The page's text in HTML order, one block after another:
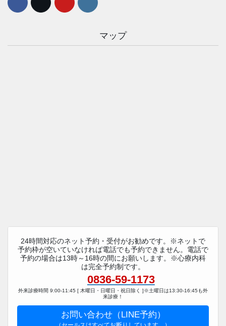
マップ
24時間対応のネット予約・受付がお勧めです。※ネットで
予約枠が空いていなければ電話でも予約できません。電話で
予約の場合は13時～16時の間にお願いします。※心療内科
は完全予約制です。
0836-59-1173
外来診療時間 9:00-11:45 [ 木曜日・日曜日・祝日除く ]※土曜日は13:30-16:45も外
来診療！
お問い合わせ（LINE予約）